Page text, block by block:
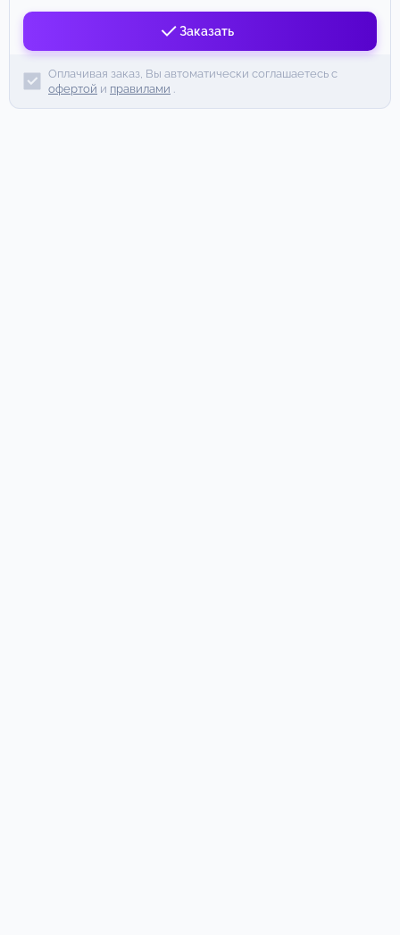
Заказать
Оплачивая заказ, Вы автоматически соглашаетесь с
офертой и правилами .